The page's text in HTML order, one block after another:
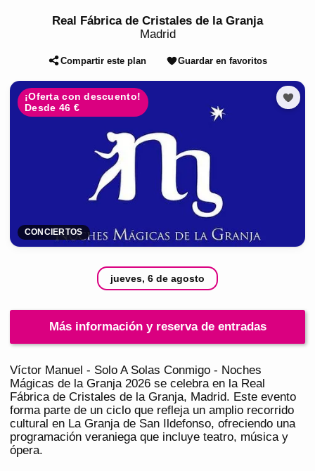
Real Fábrica de Cristales de la Granja
Madrid
Compartir este plan Guardar en favoritos
¡Oferta con descuento!
Desde 46 €
CONCIERTOS
jueves, 6 de agosto
Más información y reserva de entradas
Víctor Manuel - Solo A Solas Conmigo - Noches
Mágicas de la Granja 2026 se celebra en la Real
Fábrica de Cristales de la Granja, Madrid. Este evento
forma parte de un ciclo que refleja un amplio recorrido
cultural en La Granja de San Ildefonso, ofreciendo una
programación veraniega que incluye teatro, música y
ópera.